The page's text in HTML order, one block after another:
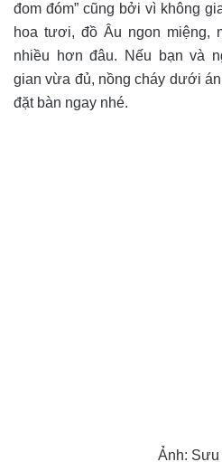
đom đóm” cũng bởi vì không
hoa tươi, đồ Âu ngon miệng,
nhiều hơn đâu. Nếu bạn và
gian vừa đủ, nồng cháy dưới
đặt bàn ngay nhé.
Ảnh: Sưu